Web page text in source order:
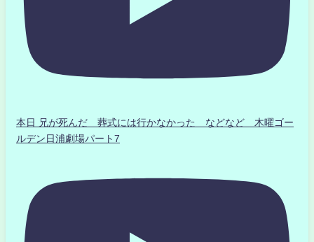
本日 兄が死んだ 葬式には行かなかった などなど 木曜ゴー
ルデン日浦劇場パート7